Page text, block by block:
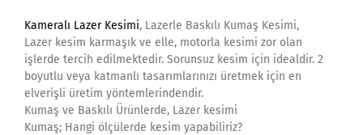
Kameralı Lazer Kesimi, Lazerle Baskılı Kumaş Kesimi,
Lazer kesim karmaşık ve elle, motorla kesimi zor olan
işlerde tercih edilmektedir. Sorunsuz kesim için idealdir. 2
boyutlu veya katmanlı tasarımlarınızı üretmek için en
elverişli üretim yöntemlerindendir.
Kumaş ve Baskılı Ürünlerde, Lazer kesimi
Kumaş; Hangi ölçülerde kesim yapabiliriz?